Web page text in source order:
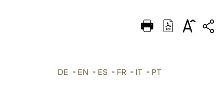
ITALIANO
DE - EN - ES - FR - IT - PT